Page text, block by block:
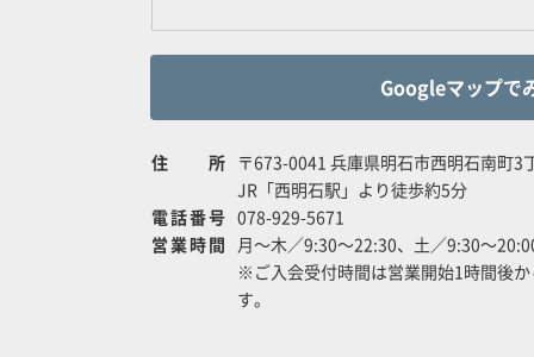
Googleマップで
住所
〒673-0041 兵庫県明石市西明石南町3
JR「西明石駅」より徒歩約5分
電話番号 078-929-5671
営業時間
月～木／9:30～22:30、土／9:30～
※ご入会受付時間は営業開始1時間後
す。